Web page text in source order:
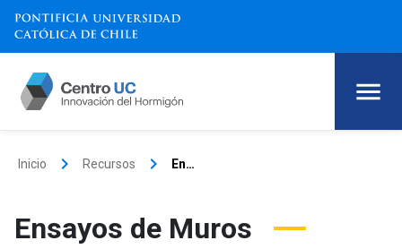
Inicio keyboard_arrow_right Recursos keyboard_arrow_right Ensayos de Muros
Ensayos de Muros